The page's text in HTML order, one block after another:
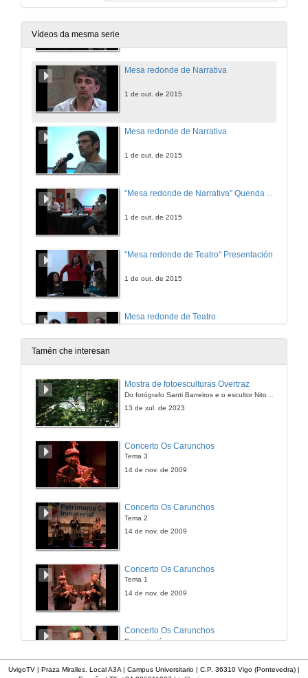
Vídeos da mesma serie
"Mesa redonde de Narrativa" Introdución
Mesa redonde de Narrativa
1 de out. de 2015
Mesa redonde de Narrativa
1 de out. de 2015
1 de out. de 2015
"Mesa redonde de Teatro" Presentación
1 de out. de 2015
Mesa redonde de Teatro
Advertencia +18. "Este vídeo contén imaxes con carácter explícito que poden xerar susceptibilidade no espectador.
1 de out. de 2015
Tamén che interesan
Mostra de fotoesculturas Overtraz
13 de xul. de 2023
Concerto Os Carunchos
Tema 3
14 de nov. de 2009
Concerto Os Carunchos
Tema 2
14 de nov. de 2009
Concerto Os Carunchos
Tema 1
14 de nov. de 2009
Concerto Os Carunchos
Presentación
UvigoTV | Praza Miralles. Local A3A | Campus Universitario | C.P. 36310 Vigo (Pontevedra) |